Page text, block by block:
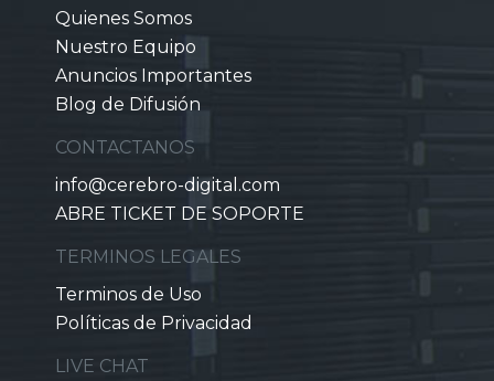
Quienes Somos
Nuestro Equipo
Anuncios Importantes
Blog de Difusión
CONTACTANOS
info@cerebro-digital.com
ABRE TICKET DE SOPORTE
TERMINOS LEGALES
Terminos de Uso
Políticas de Privacidad
LIVE CHAT